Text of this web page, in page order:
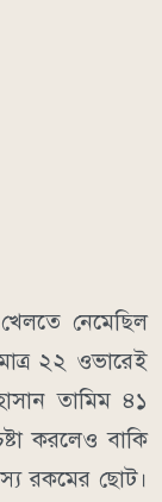
নেমেছিল
২২ ওভারেই
তামিম ৪১
করলেও বাকি
রকমের ছোট।